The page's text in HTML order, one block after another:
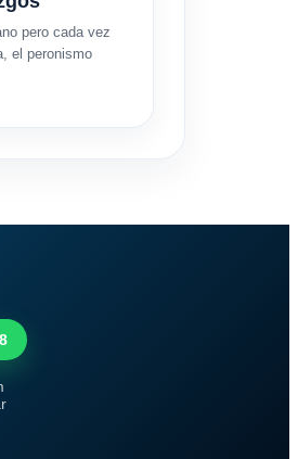
pero cada vez
el peronismo